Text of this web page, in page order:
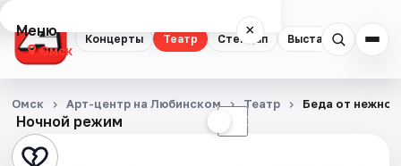
Концерты Театр Стендап Выставки
Меню ×
Омск
Концерты
Театр
Ночной режим ☾
Омск Арт-центр на Любинском Театр Беда от